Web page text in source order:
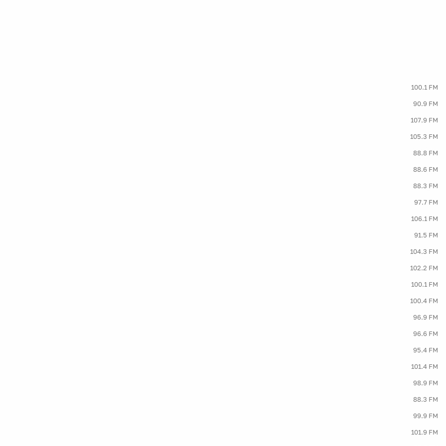
100.1 FM
90.9 FM
107.9 FM
105.3 FM
88.8 FM
88.6 FM
88.3 FM
97.7 FM
106.1 FM
91.5 FM
104.3 FM
102.2 FM
100.1 FM
100.4 FM
96.9 FM
96.6 FM
95.4 FM
101.4 FM
98.9 FM
88.3 FM
99.9 FM
101.9 FM